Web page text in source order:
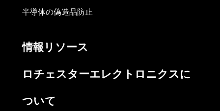
半導体の偽造品防止
情報リソース
ロチェスターエレクトロニクスに
ついて